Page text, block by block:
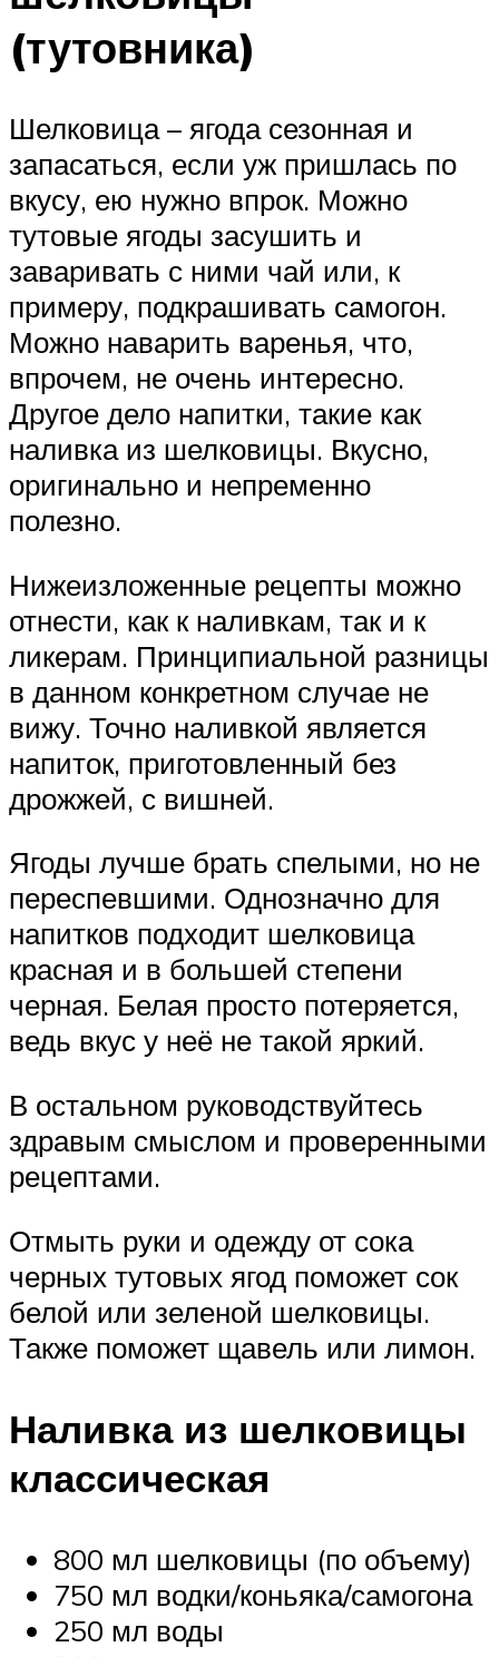
(тутовника)
Шелковица – ягода сезонная и
запасаться, если уж пришлась по
вкусу, ею нужно впрок. Можно
тутовые ягоды засушить и
заваривать с ними чай или, к
примеру, подкрашивать самогон.
Можно наварить варенья, что,
впрочем, не очень интересно.
Другое дело напитки, такие как
наливка из шелковицы. Вкусно,
оригинально и непременно
полезно.
Нижеизложенные рецепты можно
отнести, как к наливкам, так и к
ликерам. Принципиальной разницы
в данном конкретном случае не
вижу. Точно наливкой является
напиток, приготовленный без
дрожжей, с вишней.
Ягоды лучше брать спелыми, но не
переспевшими. Однозначно для
напитков подходит шелковица
красная и в большей степени
черная. Белая просто потеряется,
ведь вкус у неё не такой яркий.
В остальном руководствуйтесь
здравым смыслом и проверенными
рецептами.
Отмыть руки и одежду от сока
черных тутовых ягод поможет сок
белой или зеленой шелковицы.
Также поможет щавель или лимон.
Наливка из шелковицы
классическая
800 мл шелковицы (по объему)
750 мл водки/коньяка/самогона
250 мл воды